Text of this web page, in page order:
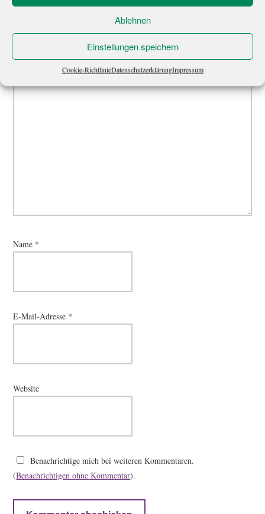
Ablehnen
Einstellungen speichern
Cookie-RichtlinieDatenschutzerklärungImpressum
Kommentar*
Name *
E-Mail-Adresse *
Website
Benachrichtige mich bei weiteren Kommentaren.
(Benachrichtigen ohne Kommentar).